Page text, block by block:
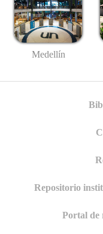
Medellín
Repositorio
Portal de